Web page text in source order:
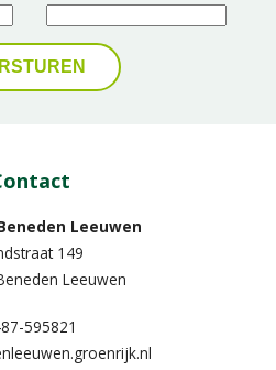
Leeuwen​
149
Leeuwen
595821